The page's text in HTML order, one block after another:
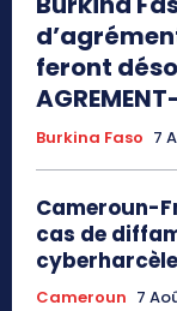
feront
Burkina Faso 7
Cameroun-
cas de
Cameroun 7